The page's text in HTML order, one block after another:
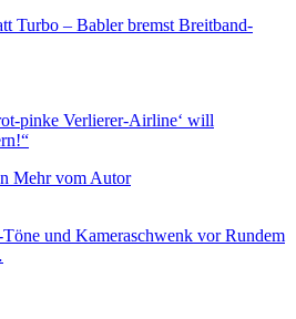
Turbo – Babler bremst Breitband-
pinke Verlierer-Airline‘ will
Mehr vom Autor
und Kameraschwenk vor Rundem